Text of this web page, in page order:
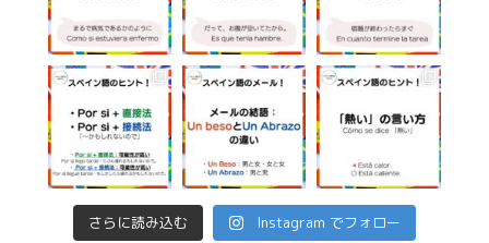
さらに読み込む Instagram でフォロー